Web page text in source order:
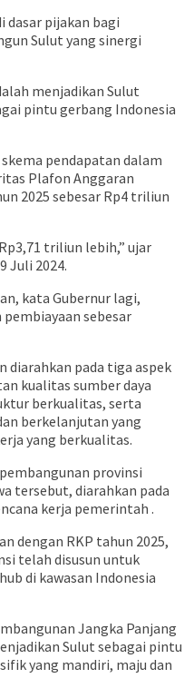
dasar pijakan bagi
Sulut yang sinergi
menjadikan Sulut
pintu gerbang Indonesia
pendapatan dalam
Plafon Anggaran
2025 sebesar Rp4 triliun
triliun lebih,” ujar
Juli 2024.
kata Gubernur lagi,
sebesar
diarahkan pada tiga aspek
kualitas sumber daya
berkualitas, serta
berkelanjutan yang
yang berkualitas.
provinsi
tersebut, diarahkan pada
kerja pemerintah .
dengan RKP tahun 2025,
telah disusun untuk
di kawasan Indonesia
Jangka Panjang
Sulut sebagai pintu
yang mandiri, maju dan